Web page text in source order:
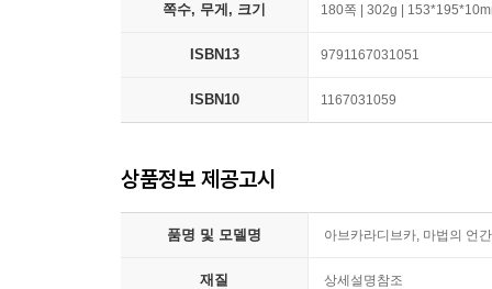
쪽수, 무게, 크기 180쪽 | 302g |
ISBN13 9791167031051
ISBN10 1167031059
상품정보 제공고시
품명 및 모델명 아브카라디브카, 마법의 언
재질 상세설명참조